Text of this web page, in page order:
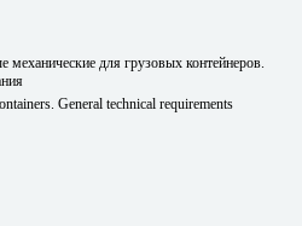
механические для грузовых контейнеров.
General technical requirements